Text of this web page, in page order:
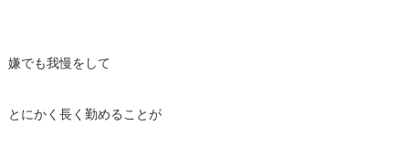
嫌でも我慢をして
とにかく長く勤めることが